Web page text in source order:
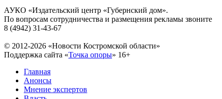
АУКО «Издательский центр «Губернский дом».
По вопросам сотрудничества и размещения рекламы звоните
8 (4942) 31-43-67
© 2012-2026 «Новости Костромской области»
Поддержка сайта «Точка опоры» 16+
Главная
Анонсы
Мнение экспертов